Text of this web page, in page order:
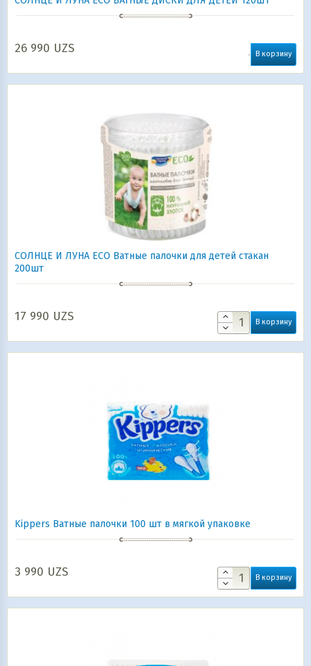
26 990 UZS В корзину
СОЛНЦЕ И ЛУНА ECO Ватные палочки для детей стакан
200шт
17 990 UZS В корзину
Kippers Ватные палочки 100 шт в мягкой упаковке
3 990 UZS В корзину